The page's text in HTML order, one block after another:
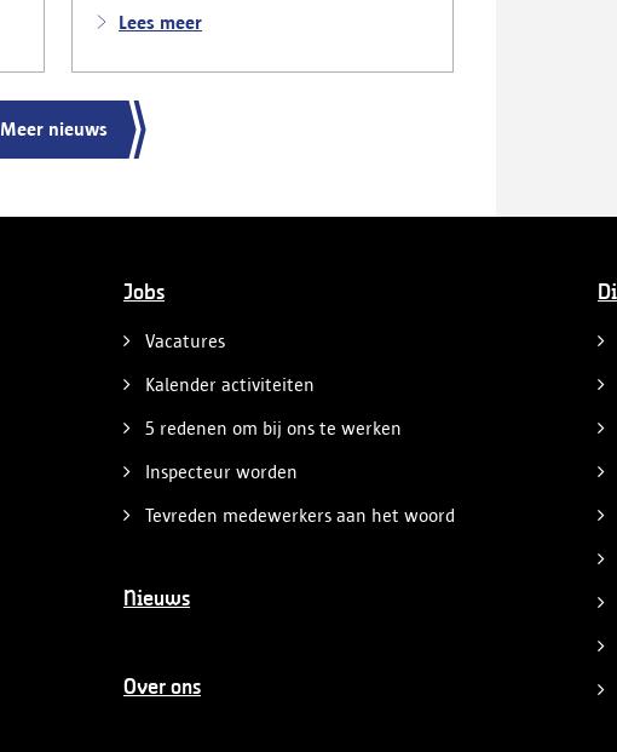
meteen enkele zware inbreuken bloot.
stelden onder meer vast dat 24
in hun vrachtwagen namen. In totaal
inde de politie voor 56 220 euro aan
onmiddellijke inningen. De
onderzoeken naar mogelijke sociale
Lees meer
Meer nieuws
Jobs
Vacatures
Kalender activiteiten
5 redenen om bij ons te werken
Inspecteur worden
Tevreden medewerkers aan het woord
Nieuws
Over ons